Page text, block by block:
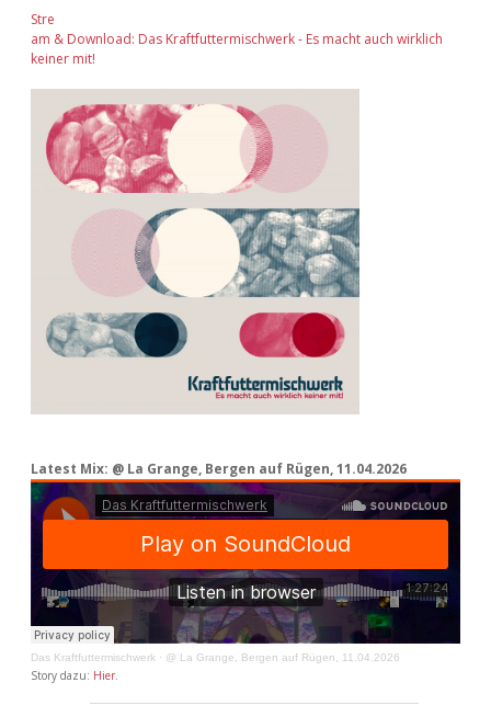
Stre
am & Download: Das Kraftfuttermischwerk - Es macht auch wirklich
keiner mit!
Latest Mix: @ La Grange, Bergen auf Rügen, 11.04.2026
Das Kraftfuttermischwerk · @ La Grange, Bergen auf Rügen, 11.04.2026
Story dazu: Hier.